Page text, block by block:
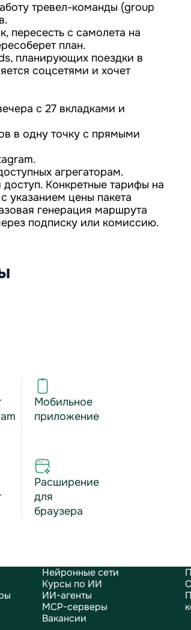
тревел-команды (group
пересесть с самолета на
план.
планирующих поездки в
соцсетями и хочет
с 27 вкладками и
в одну точку с прямыми
агрегаторам.
Конкретные тарифы на
указанием цены пакета
генерация маршрута
подписку или комиссию.
Мобильное
приложение
Расширение
для
браузера
Нейронные сети
Курсы по ИИ
ИИ-агенты
MCP-серверы
Вакансии